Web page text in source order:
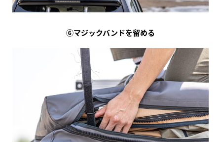
⑥マジックバンドを留める